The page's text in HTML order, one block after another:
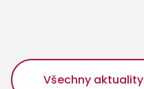
Všechny aktuality